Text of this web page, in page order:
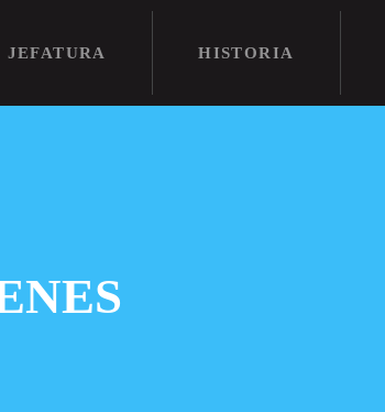
JEFATURA HISTORIA